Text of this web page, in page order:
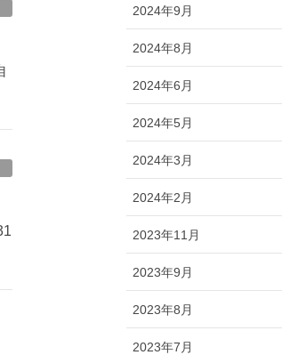
2024年9月
2024年8月
2024年6月
2024年5月
2024年3月
2024年2月
2023年11月
2023年9月
2023年8月
2023年7月